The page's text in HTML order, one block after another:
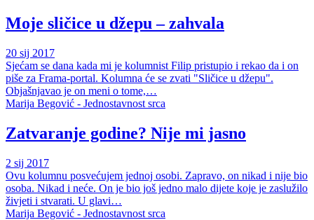
Moje sličice u džepu – zahvala
20 sij 2017
Sjećam se dana kada mi je kolumnist Filip pristupio i rekao da i on
piše za Frama-portal. Kolumna će se zvati "Sličice u džepu".
Objašnjavao je on meni o tome,…
Marija Begović - Jednostavnost srca
Zatvaranje godine? Nije mi jasno
2 sij 2017
Ovu kolumnu posvećujem jednoj osobi. Zapravo, on nikad i nije bio
osoba. Nikad i neće. On je bio još jedno malo dijete koje je zaslužilo
živjeti i stvarati. U glavi…
Marija Begović - Jednostavnost srca